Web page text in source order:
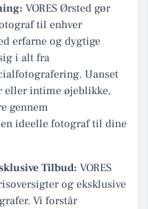
VORES Ørsted gør
til enhver
erfarne og dygtige
i alt fra
Uanset
eller intime øjeblikke,
gennem
ideelle fotograf til dine
Tilbud: VORES
og eksklusive
Vi forstår